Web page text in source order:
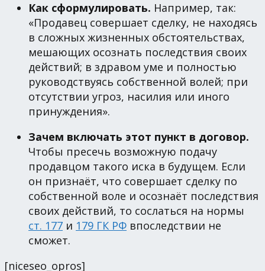
Как сформулировать. Например, так:
«Продавец совершает сделку, не находясь
в сложных жизненных обстоятельствах,
мешающих осознать последствия своих
действий; в здравом уме и полностью
руководствуясь собственной волей; при
отсутствии угроз, насилия или иного
принуждения».
Зачем включать этот пункт в договор.
Чтобы пресечь возможную подачу
продавцом такого иска в будущем. Если
он признаёт, что совершает сделку по
собственной воле и осознаёт последствия
своих действий, то сослаться на нормы
ст. 177 и 179 ГК РФ впоследствии не
сможет.
[niceseo_opros]